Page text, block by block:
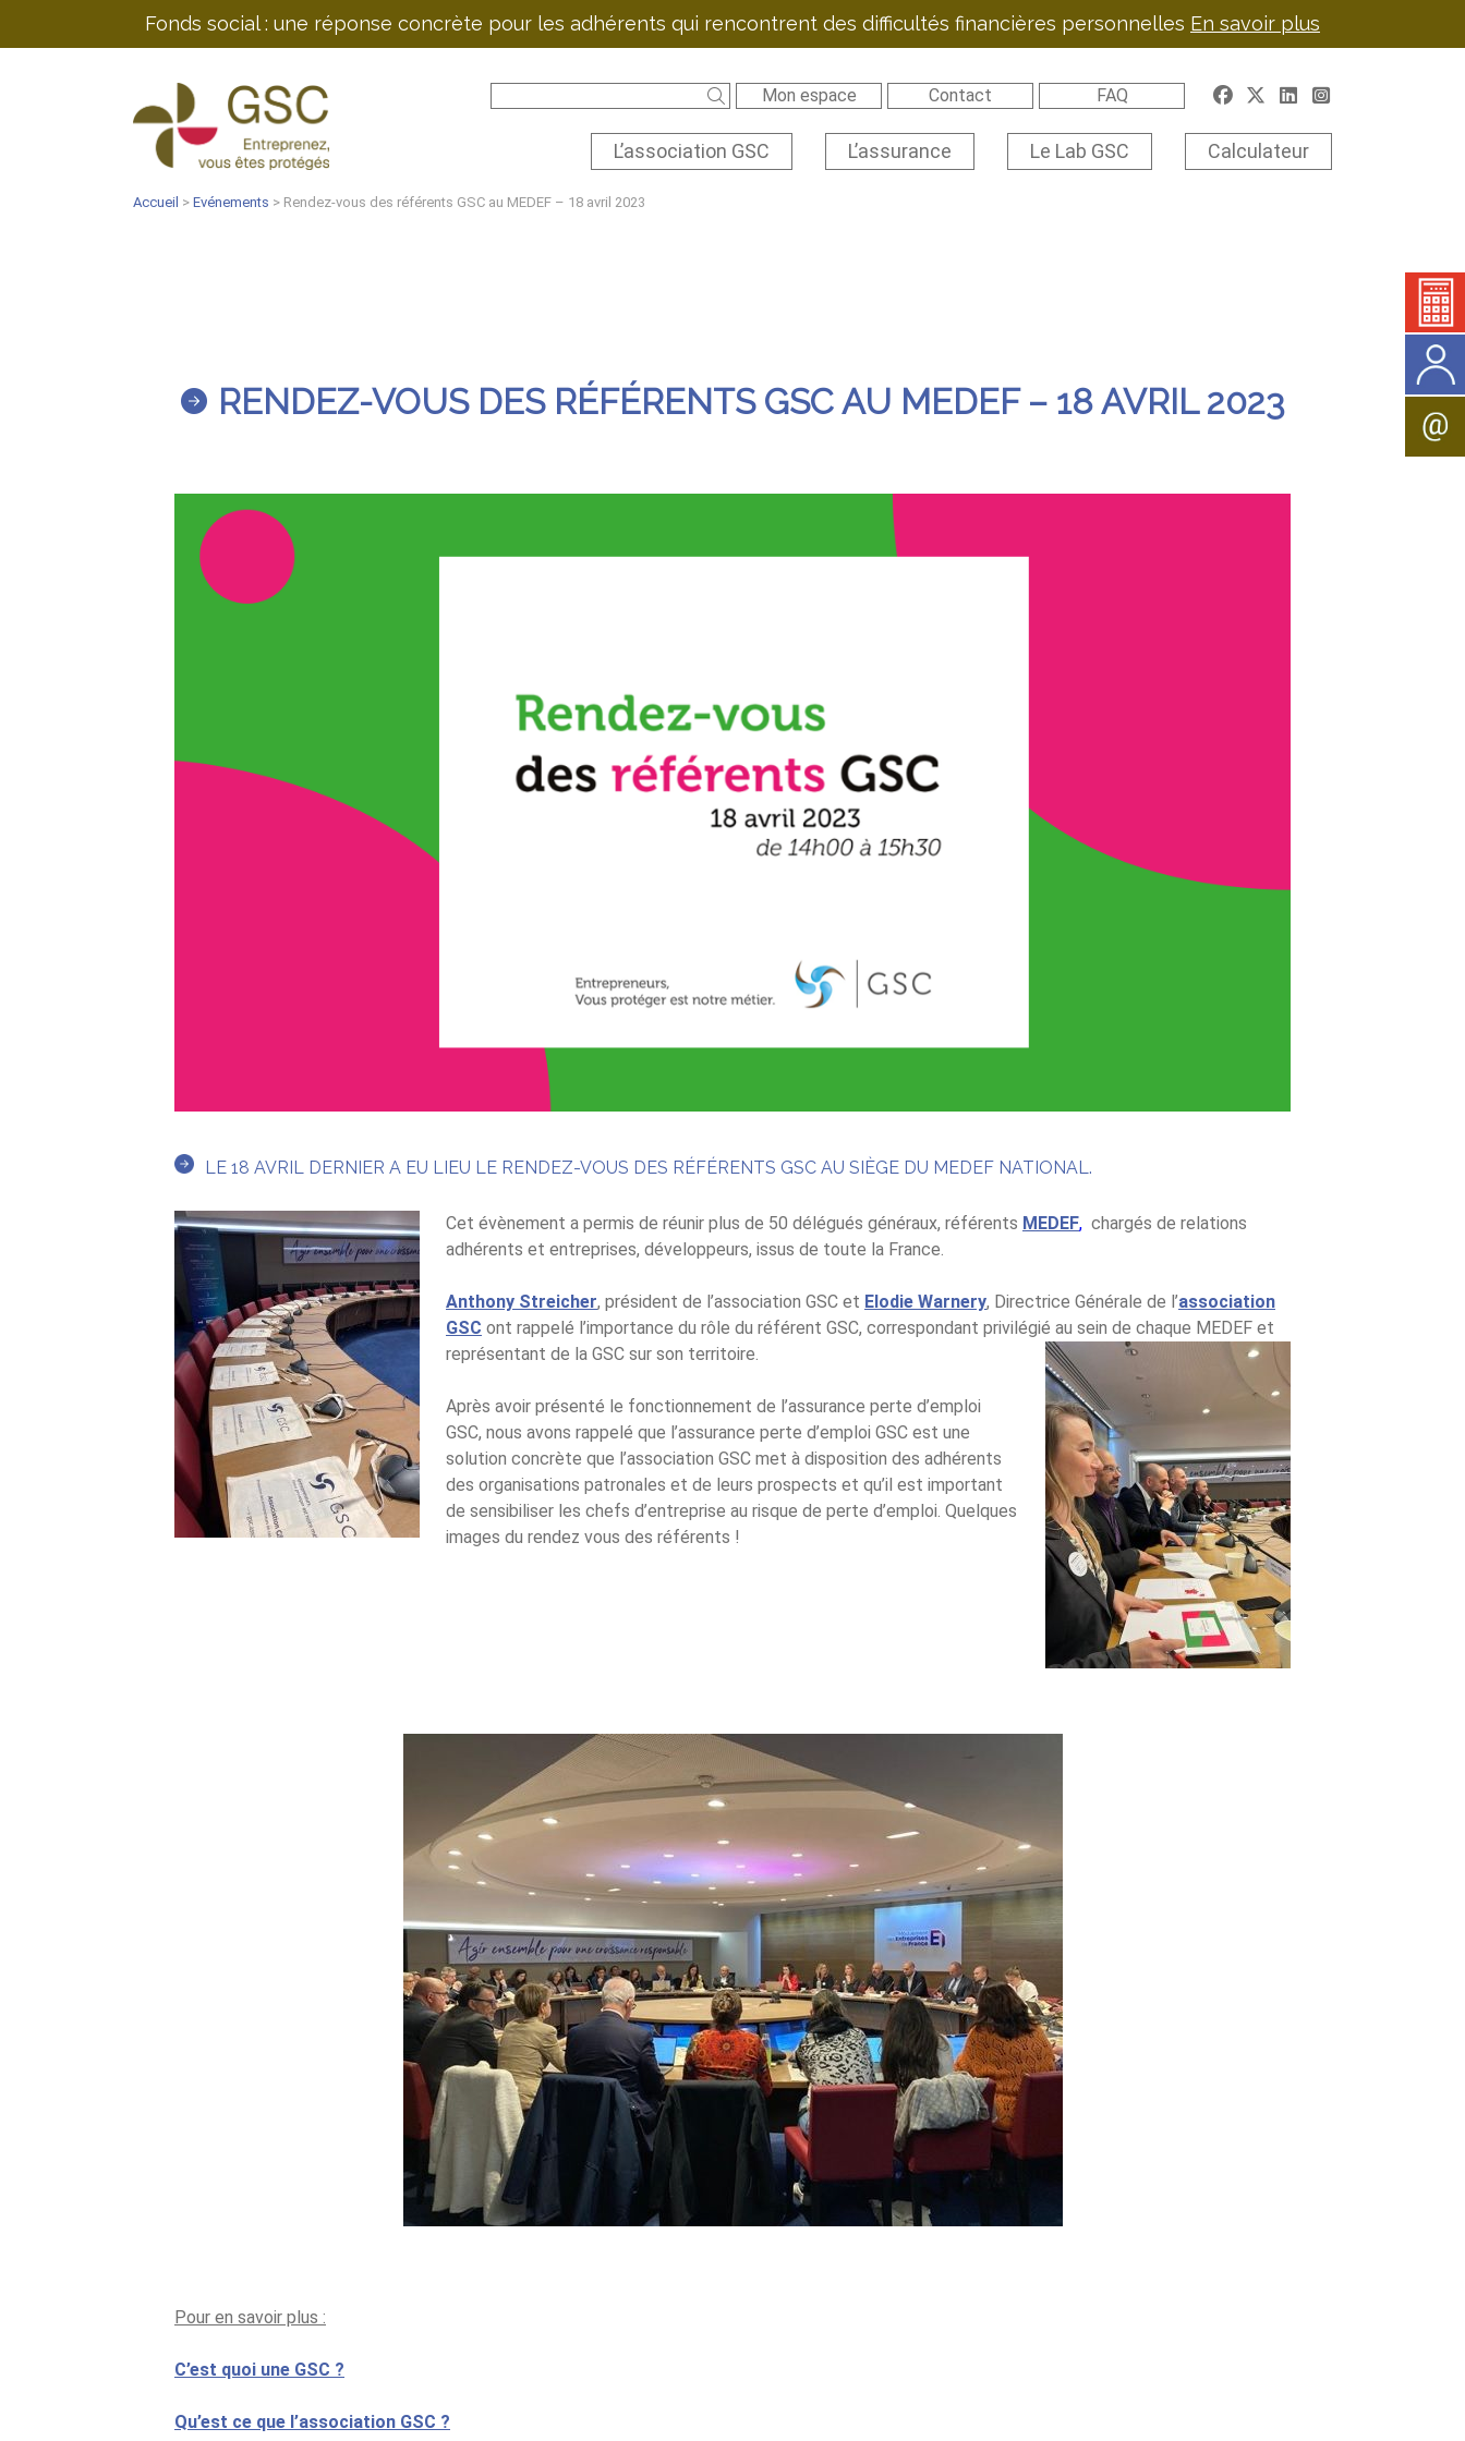
Fonds social : une réponse concrète pour les adhérents qui rencontrent des difficultés financières personnelles En savoir plus
Mon espace Contact FAQ
L’association GSC L’assurance Le Lab GSC Calculateur
Accueil > Evénements > Rendez-vous des référents GSC au MEDEF – 18 avril 2023
RENDEZ-VOUS DES RÉFÉRENTS GSC AU MEDEF – 18 AVRIL 2023
LE 18 AVRIL DERNIER A EU LIEU LE RENDEZ-VOUS DES RÉFÉRENTS GSC AU SIÈGE DU MEDEF NATIONAL.
Cet évènement a permis de réunir plus de 50 délégués généraux, référents MEDEF, chargés de relations
adhérents et entreprises, développeurs, issus de toute la France.
Anthony Streicher, président de l’association GSC et Elodie Warnery, Directrice Générale de l’association
GSC ont rappelé l’importance du rôle du référent GSC, correspondant privilégié au sein de chaque MEDEF et
représentant de la GSC sur son territoire.
Après avoir présenté le fonctionnement de l’assurance perte d’emploi
GSC, nous avons rappelé que l’assurance perte d’emploi GSC est une
solution concrète que l’association GSC met à disposition des adhérents
des organisations patronales et de leurs prospects et qu’il est important
de sensibiliser les chefs d’entreprise au risque de perte d’emploi. Quelques
images du rendez vous des référents !
Pour en savoir plus :
C’est quoi une GSC ?
Qu’est ce que l’association GSC ?